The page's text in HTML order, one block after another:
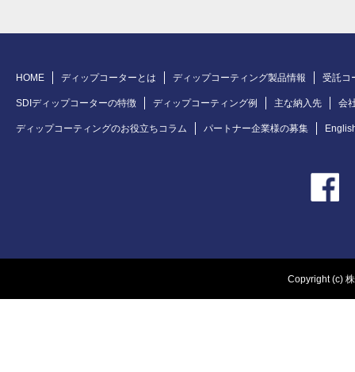
HOME ディップコーターとは ディップコーティング製品情報 受託コ
SDIディップコーターの特徴 ディップコーティング例 主な納入先 会
ディップコーティングのお役立ちコラム パートナー企業様の募集
Copyright (c)